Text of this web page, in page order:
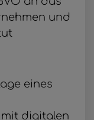
und
eines
digitalen